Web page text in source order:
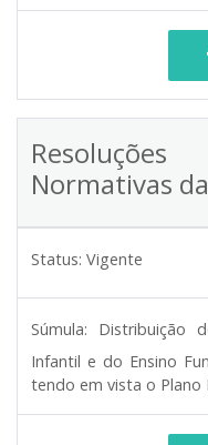
Normativas
Status: Vigente
Súmula:
Distribuição
Infantil e do Ensino
tendo em vista o Plano